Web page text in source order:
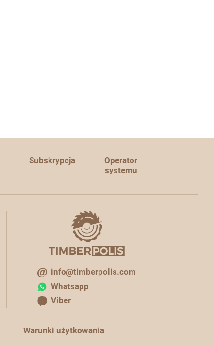
Subskrypcja
Operator
systemu
info@timberpolis.com
Whatsapp
Viber
Warunki użytkowania